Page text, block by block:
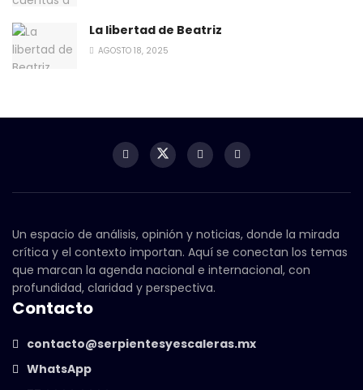
La libertad de Beatriz
AGOSTO 18, 2025
Un espacio de análisis, opinión y noticias, donde la mirada
crítica y el contexto importan. Aquí se conectan los temas
que marcan la agenda nacional e internacional, con
profundidad, claridad y perspectiva.
Contacto
contacto@serpientesyescaleras.mx
WhatsApp